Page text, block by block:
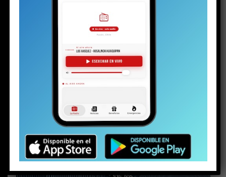
MÁS NOTICIAS